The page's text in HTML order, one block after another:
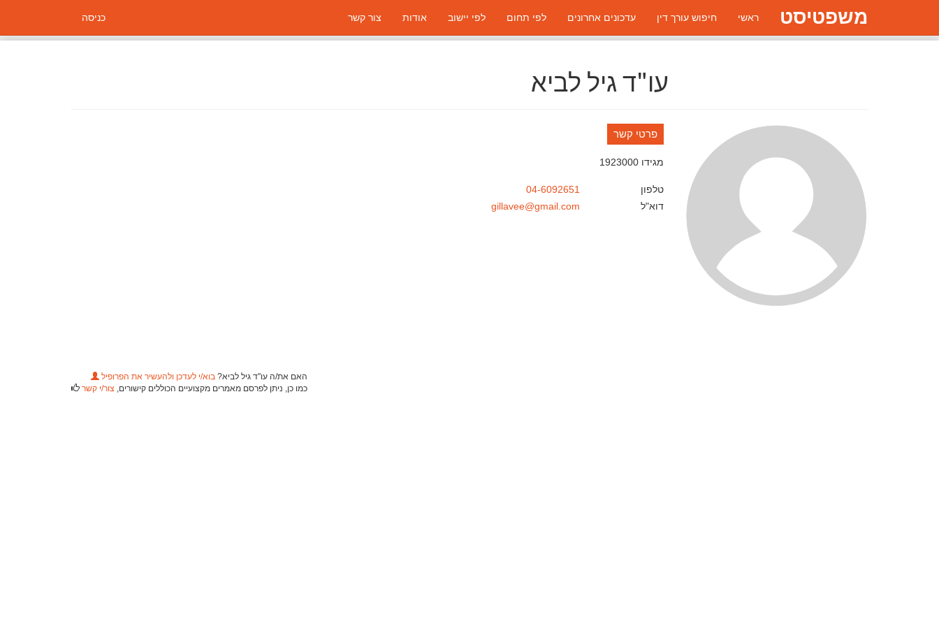
משפטיסט ראשי חיפוש עורך דין עדכונים אחרונים לפי תחום לפי יישוב אודות צור קשר כניסה
עו"ד גיל לביא
פרטי קשר
מגידו 1923000
טלפון
04-6092651
דוא"ל
gillavee@gmail.com
האם את/ה עו"ד גיל לביא? בוא/י לעדכן ולהעשיר את הפרופיל
כמו כן, ניתן לפרסם מאמרים מקצועיים הכוללים קישורים, צור/י קשר